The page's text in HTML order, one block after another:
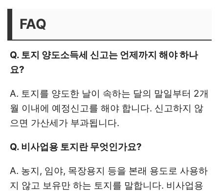
FAQ
Q. 토지 양도소득세 신고는 언제까지 해야 하나
요?
A. 토지를 양도한 날이 속하는 달의 말일부터 2개
월 이내에 예정신고를 해야 합니다. 신고하지 않
으면 가산세가 부과됩니다.
Q. 비사업용 토지란 무엇인가요?
A. 농지, 임야, 목장용지 등을 본래 용도로 사용하
지 않고 보유만 하는 토지를 말합니다. 비사업용